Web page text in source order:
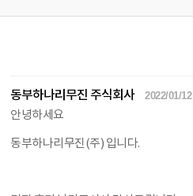
동부하나리무진 주식회사 2022/01/12
안녕하세요
동부하나리무진(주) 입니다.